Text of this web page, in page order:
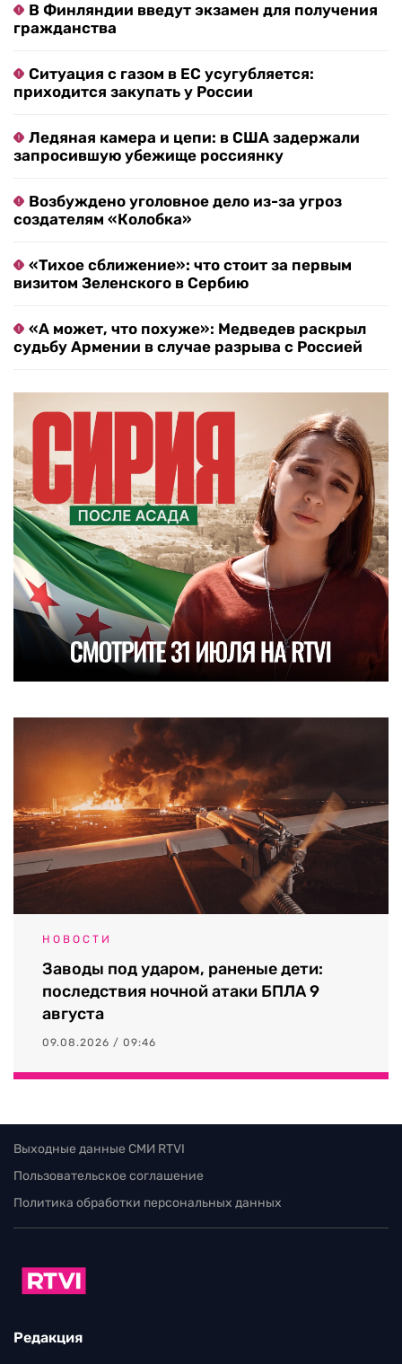
В Финляндии введут экзамен для получения
гражданства
Ситуация с газом в ЕС усугубляется:
приходится закупать у России
Ледяная камера и цепи: в США задержали
запросившую убежище россиянку
Возбуждено уголовное дело из-за угроз
создателям «Колобка»
«Тихое сближение»: что стоит за первым
визитом Зеленского в Сербию
«А может, что похуже»: Медведев раскрыл
судьбу Армении в случае разрыва с Россией
НОВОСТИ
Заводы под ударом, раненые дети:
последствия ночной атаки БПЛА 9
августа
09.08.2026 / 09:46
Выходные данные СМИ RTVI
Пользовательское соглашение
Политика обработки персональных данных
Редакция